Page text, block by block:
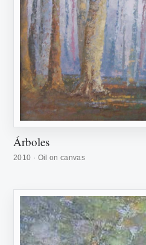
Árboles
2010 · Oil on canvas